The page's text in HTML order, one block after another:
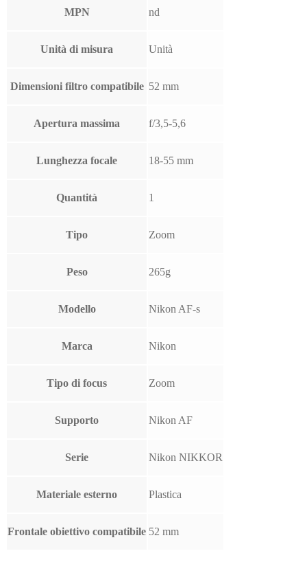
MPN nd
Unità di misura Unità
Dimensioni filtro compatibile 52 mm
Apertura massima f/3,5-5,6
Lunghezza focale 18-55 mm
Quantità 1
Tipo Zoom
Peso 265g
Modello Nikon AF-s
Marca Nikon
Tipo di focus Zoom
Supporto Nikon AF
Serie Nikon NIKKOR
Materiale esterno Plastica
Frontale obiettivo compatibile 52 mm